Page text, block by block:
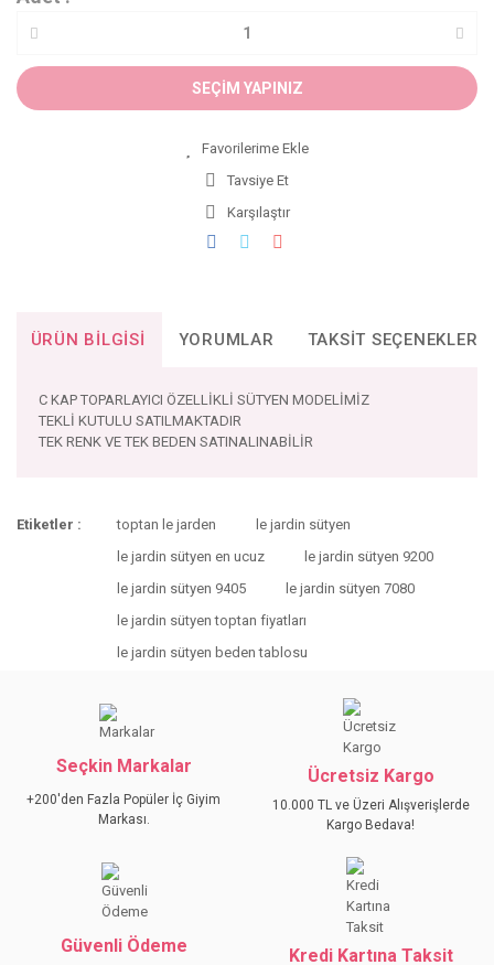
SEÇİM YAPINIZ
Tavsiye Et
Karşılaştır
ÜRÜN BILGISI YORUMLAR TAKSIT SEÇENEKLERI
C KAP TOPARLAYICI ÖZELLİKLİ SÜTYEN MODELİMİZ
TEKLİ KUTULU SATILMAKTADIR
TEK RENK VE TEK BEDEN SATINALINABİLİR
YORUM YAZ
konularda yetersiz gördüğünüz noktaları öneri formunu
kullanarak tarafımıza iletebilirsiniz.
Ürün resmi kalitesiz, bozuk veya görüntülenemiyor.
Ürün açıklamasında eksik bilgiler bulunuyor.
Ürün fiyatı diğer sitelerden daha pahalı.
Etiketler : toptan le jarden
le jardin sütyen
le jardin sütyen en ucuz
le jardin sütyen 9200
le jardin sütyen 9405
le jardin sütyen 7080
le jardin sütyen toptan fiyatları
le jardin sütyen beden tablosu
Seçkin Markalar
+200'den Fazla Popüler İç Giyim
Markası.
Ücretsiz Kargo
10.000 TL ve Üzeri Alışverişlerde
Kargo Bedava!
Güvenli Ödeme Kredi Kartına Taksit